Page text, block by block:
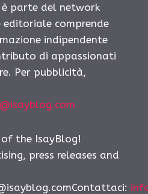
parte del network
editoriale comprende
indipendente
di appassionati
Per pubblicità,
the IsayBlog!
press releases and
: